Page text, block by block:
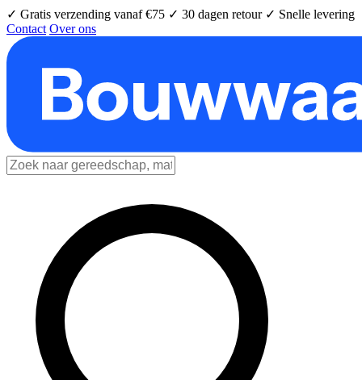
✓ Gratis verzending vanaf €75 ✓ 30 dagen retour ✓ Snelle levering
Contact Over ons